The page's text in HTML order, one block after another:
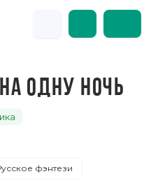
ОДНУ НОЧЬ
фэнтези